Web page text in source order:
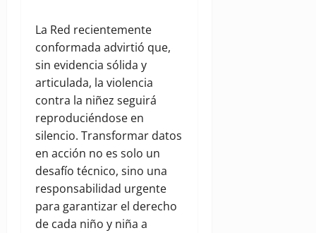
La Red recientemente
conformada advirtió que,
sin evidencia sólida y
articulada, la violencia
contra la niñez seguirá
reproduciéndose en
silencio. Transformar datos
en acción no es solo un
desafío técnico, sino una
responsabilidad urgente
para garantizar el derecho
de cada niño y niña a